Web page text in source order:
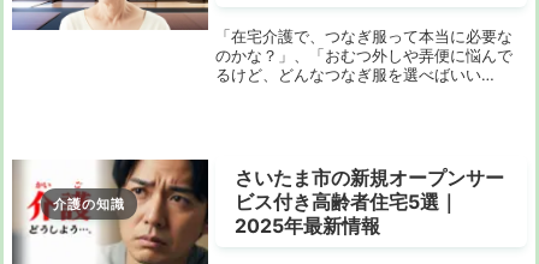
「在宅介護で、つなぎ服って本当に必要な
のかな？」、「おむつ外しや弄便に悩んで
るけど、どんなつなぎ服を選べばいい
介護の知識
さいたま市の新規オープンサー
ビス付き高齢者住宅5選｜
2025年最新情報